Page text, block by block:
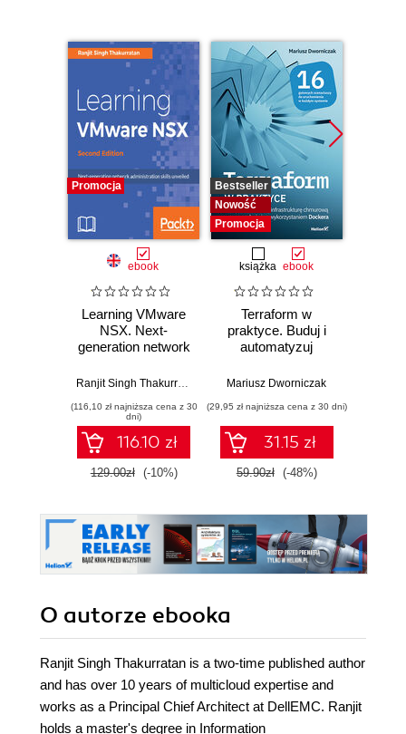
Promocja
ebook
Learning VMware
NSX. Next-
generation network
skills revealed -Ranjit Singh Thakurratan
(116,10 zł najniższa cena z 30
dni)
116.10 zł
129.00zł (-10%)
Bestseller
Nowość
Promocja
książka ebook
Terraform w
praktyce. Buduj i
automatyzuj
chmurową oraz
wykorzystaniem
Dockera
Mariusz Dworniczak
(29,95 zł najniższa cena z 30 dni)
31.15 zł
59.90zł (-48%)
O autorze ebooka
Ranjit Singh Thakurratan is a two-time published author
and has over 10 years of multicloud expertise and
works as a Principal Chief Architect at DellEMC. Ranjit
holds a master's degree in Information